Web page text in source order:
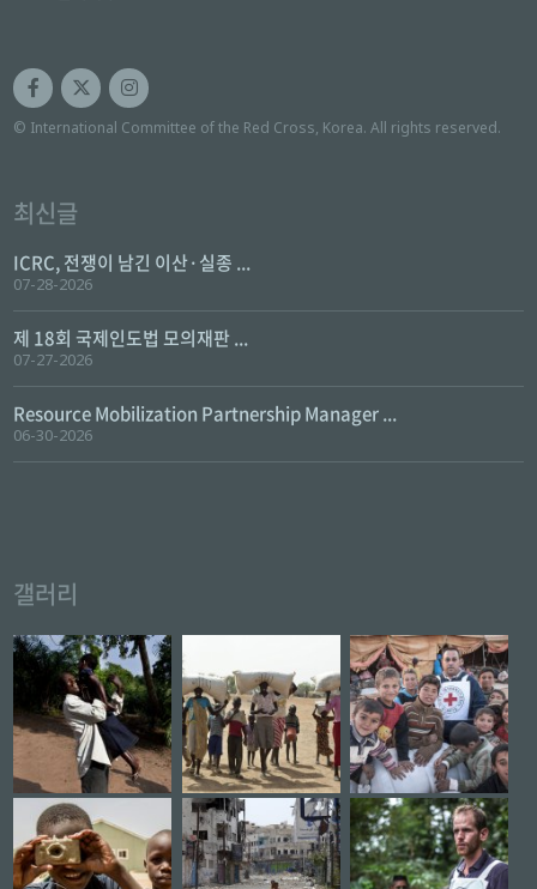
© International Committee of the Red Cross, Korea. All rights reserved.
최신글
ICRC, 전쟁이 남긴 이산·실종 ...
07-28-2026
제 18회 국제인도법 모의재판 ...
07-27-2026
Resource Mobilization Partnership Manager ...
06-30-2026
갤러리